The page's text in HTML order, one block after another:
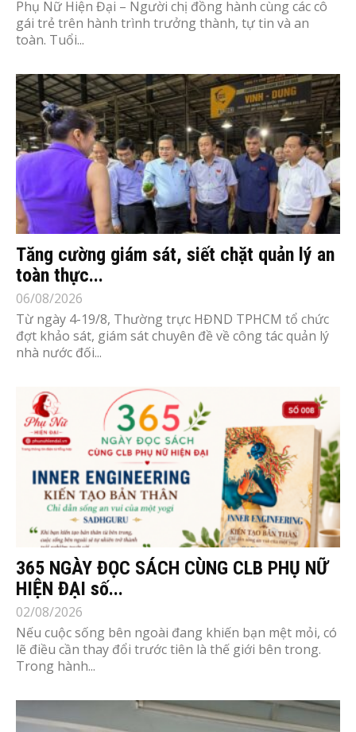
Phụ Nữ Hiện Đại – Người chị đồng hành cùng các cô
gái trẻ trên hành trình trưởng thành, tự tin và an
toàn. Tuổi...
Tăng cường giám sát, siết chặt quản lý an
toàn thực...
06/08/2026
Từ ngày 4-19/8, Thường trực HĐND TPHCM tổ chức
đợt khảo sát, giám sát chuyên đề về công tác quản lý
nhà nước đối...
365 NGÀY ĐỌC SÁCH CÙNG CLB PHỤ NỮ
HIỆN ĐẠI số...
02/08/2026
Nếu cuộc sống bên ngoài đang khiến bạn mệt mỏi, có
lẽ điều cần thay đổi trước tiên là thế giới bên trong.
Trong hành...